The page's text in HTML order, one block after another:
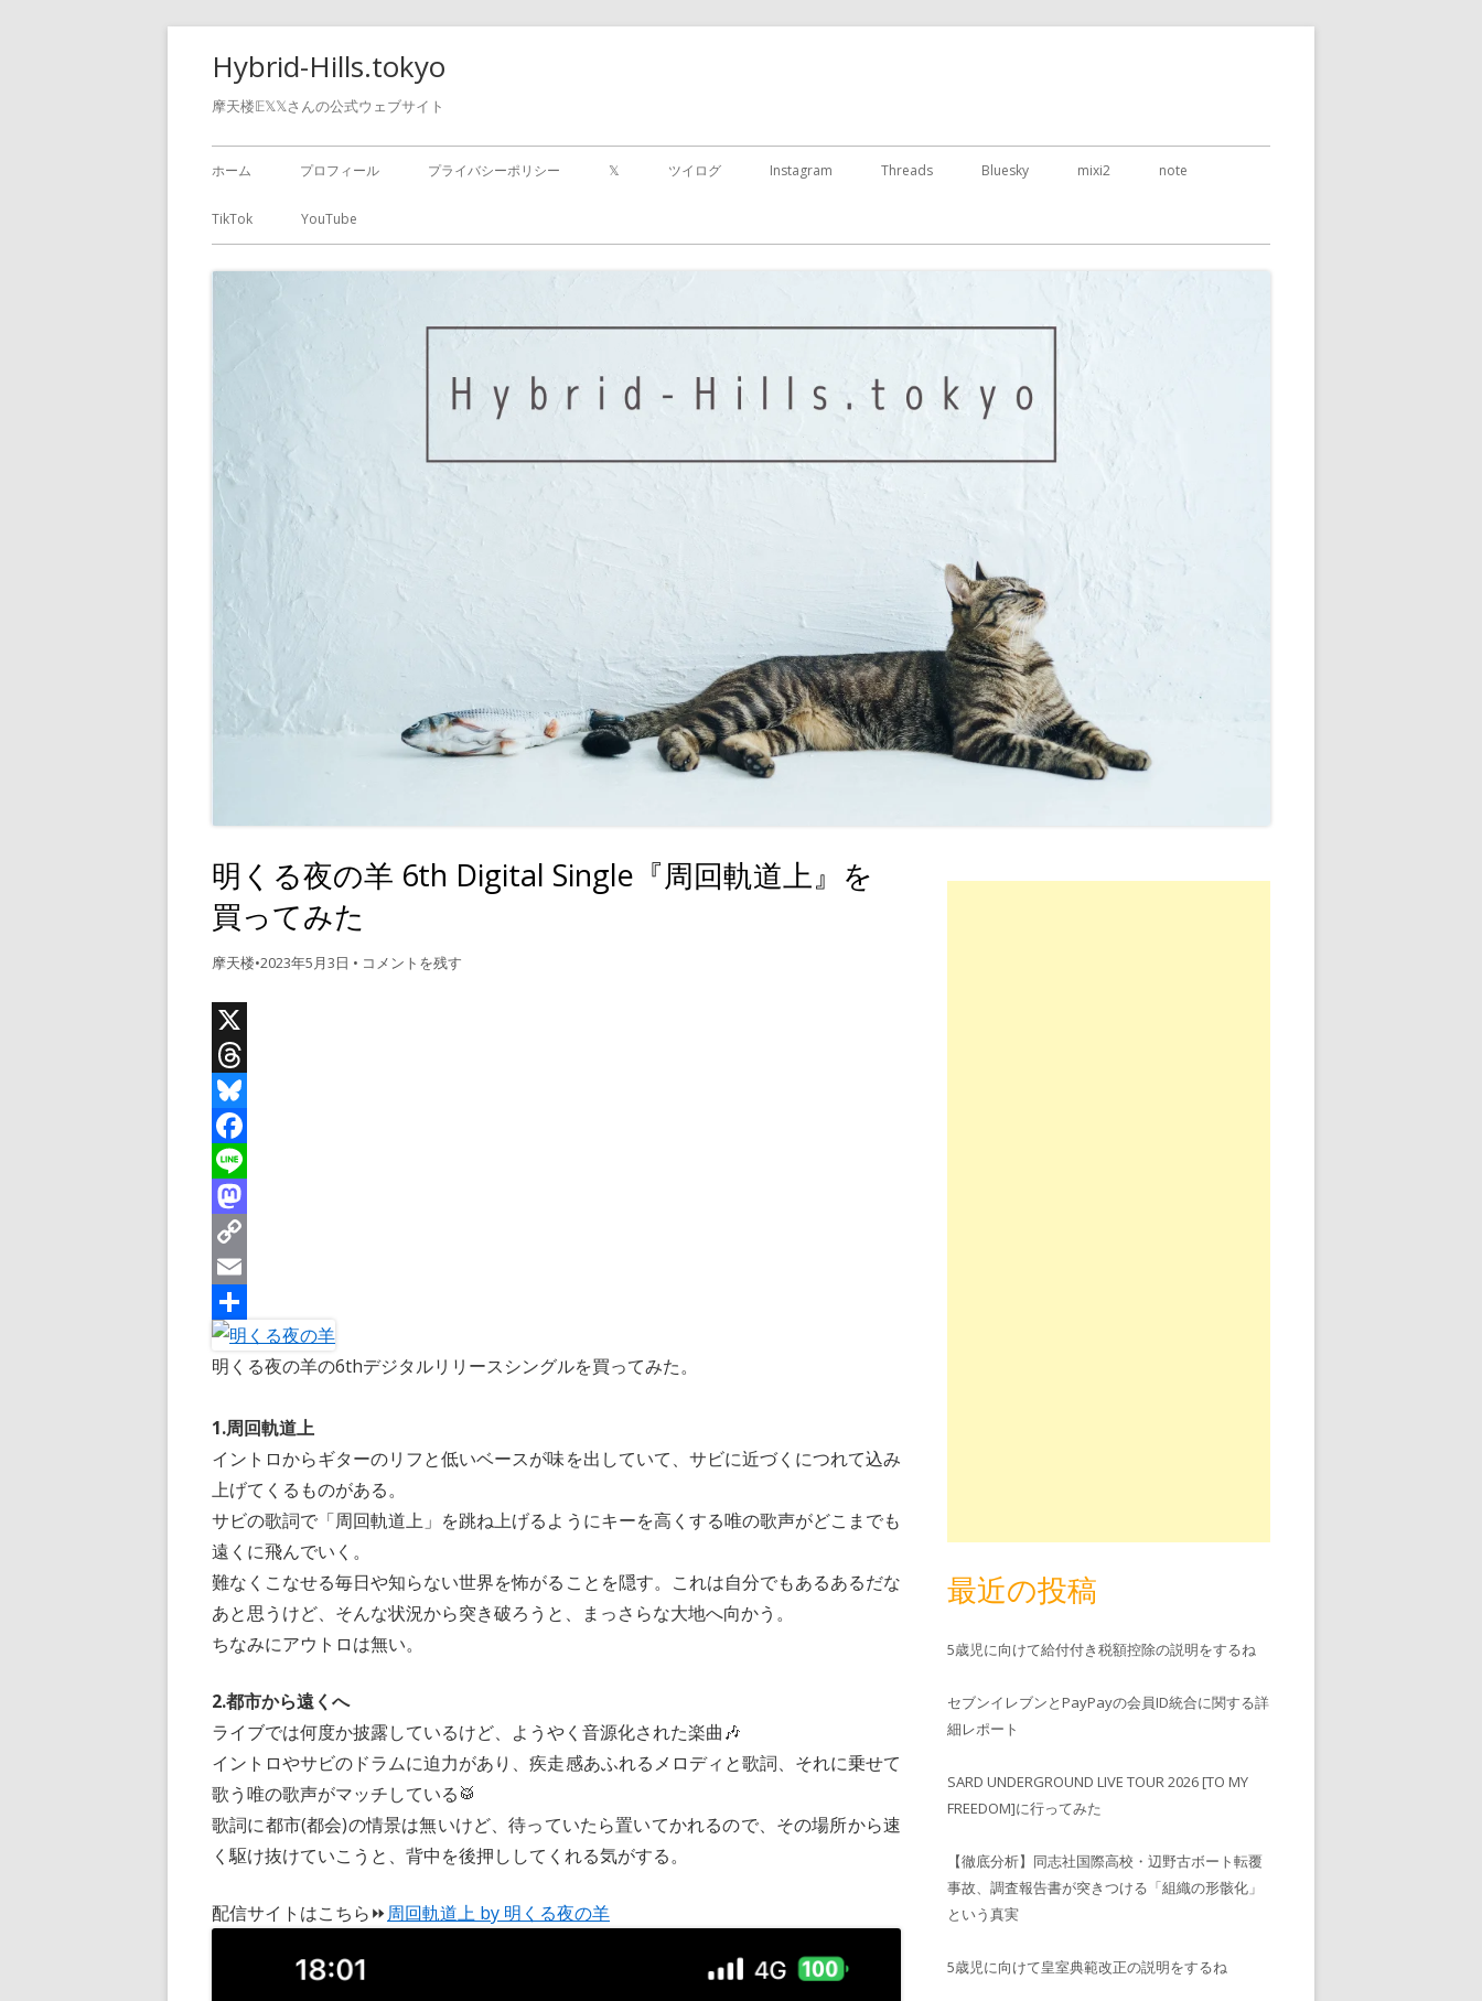
Hybrid-Hills.tokyo
摩天楼𝔼𝕏𝕏さんの公式ウェブサイト
コ
移
ホーム プロフィール プライバシーポリシー 𝕏 ツイログ Instagram Threads Bluesky mixi2 note
TikTok YouTube
明くる夜の羊 6th Digital Single『周回軌道上』を
買ってみた
摩天楼•2023年5月3日 • コメントを残す
X
T
h
r
e
a
d
s
B
u
e
s
k
y
F
a
c
e
b
o
o
L
n
e
M
a
s
t
o
o
n
C
o
p
y
n
k
E
m
a
共
有
明くる夜の羊の6thデジタルリリースシングルを買ってみた。
1.周回軌道上
イントロからギターのリフと低いベースが味を出していて、サビに近づくにつれて込み
上げてくるものがある。
サビの歌詞で「周回軌道上」を跳ね上げるようにキーを高くする唯の歌声がどこまでも
遠くに飛んでいく。
難なくこなせる毎日や知らない世界を怖がることを隠す。これは自分でもあるあるだな
あと思うけど、そんな状況から突き破ろうと、まっさらな大地へ向かう。
ちなみにアウトロは無い。
2.都市から遠くへ
ライブでは何度か披露しているけど、ようやく音源化された楽曲🎶
イントロやサビのドラムに迫力があり、疾走感あふれるメロディと歌詞、それに乗せて
歌う唯の歌声がマッチしている🥁
歌詞に都市(都会)の情景は無いけど、待っていたら置いてかれるので、その場所から速
く駆け抜けていこうと、背中を後押ししてくれる気がする。
配信サイトはこちら⏩周回軌道上 by 明くる夜の羊
最近の投稿
5歳児に向けて給付付き税額控除の説明をするね
セブンイレブンとPayPayの会員ID統合に関する詳
細レポート
SARD UNDERGROUND LIVE TOUR 2026 [TO MY
FREEDOM]に行ってみた
【徹底分析】同志社国際高校・辺野古ボート転覆
事故、調査報告書が突きつける「組織の形骸化」
という真実
5歳児に向けて皇室典範改正の説明をするね